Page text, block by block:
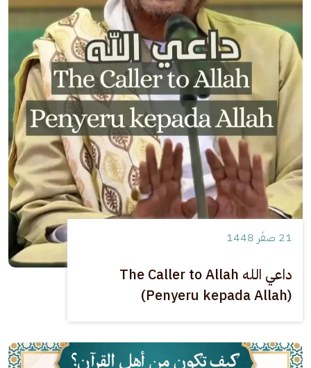
21 صفَر 1448
داعي الله The Caller to Allah
(Penyeru kepada Allah)
الصورة